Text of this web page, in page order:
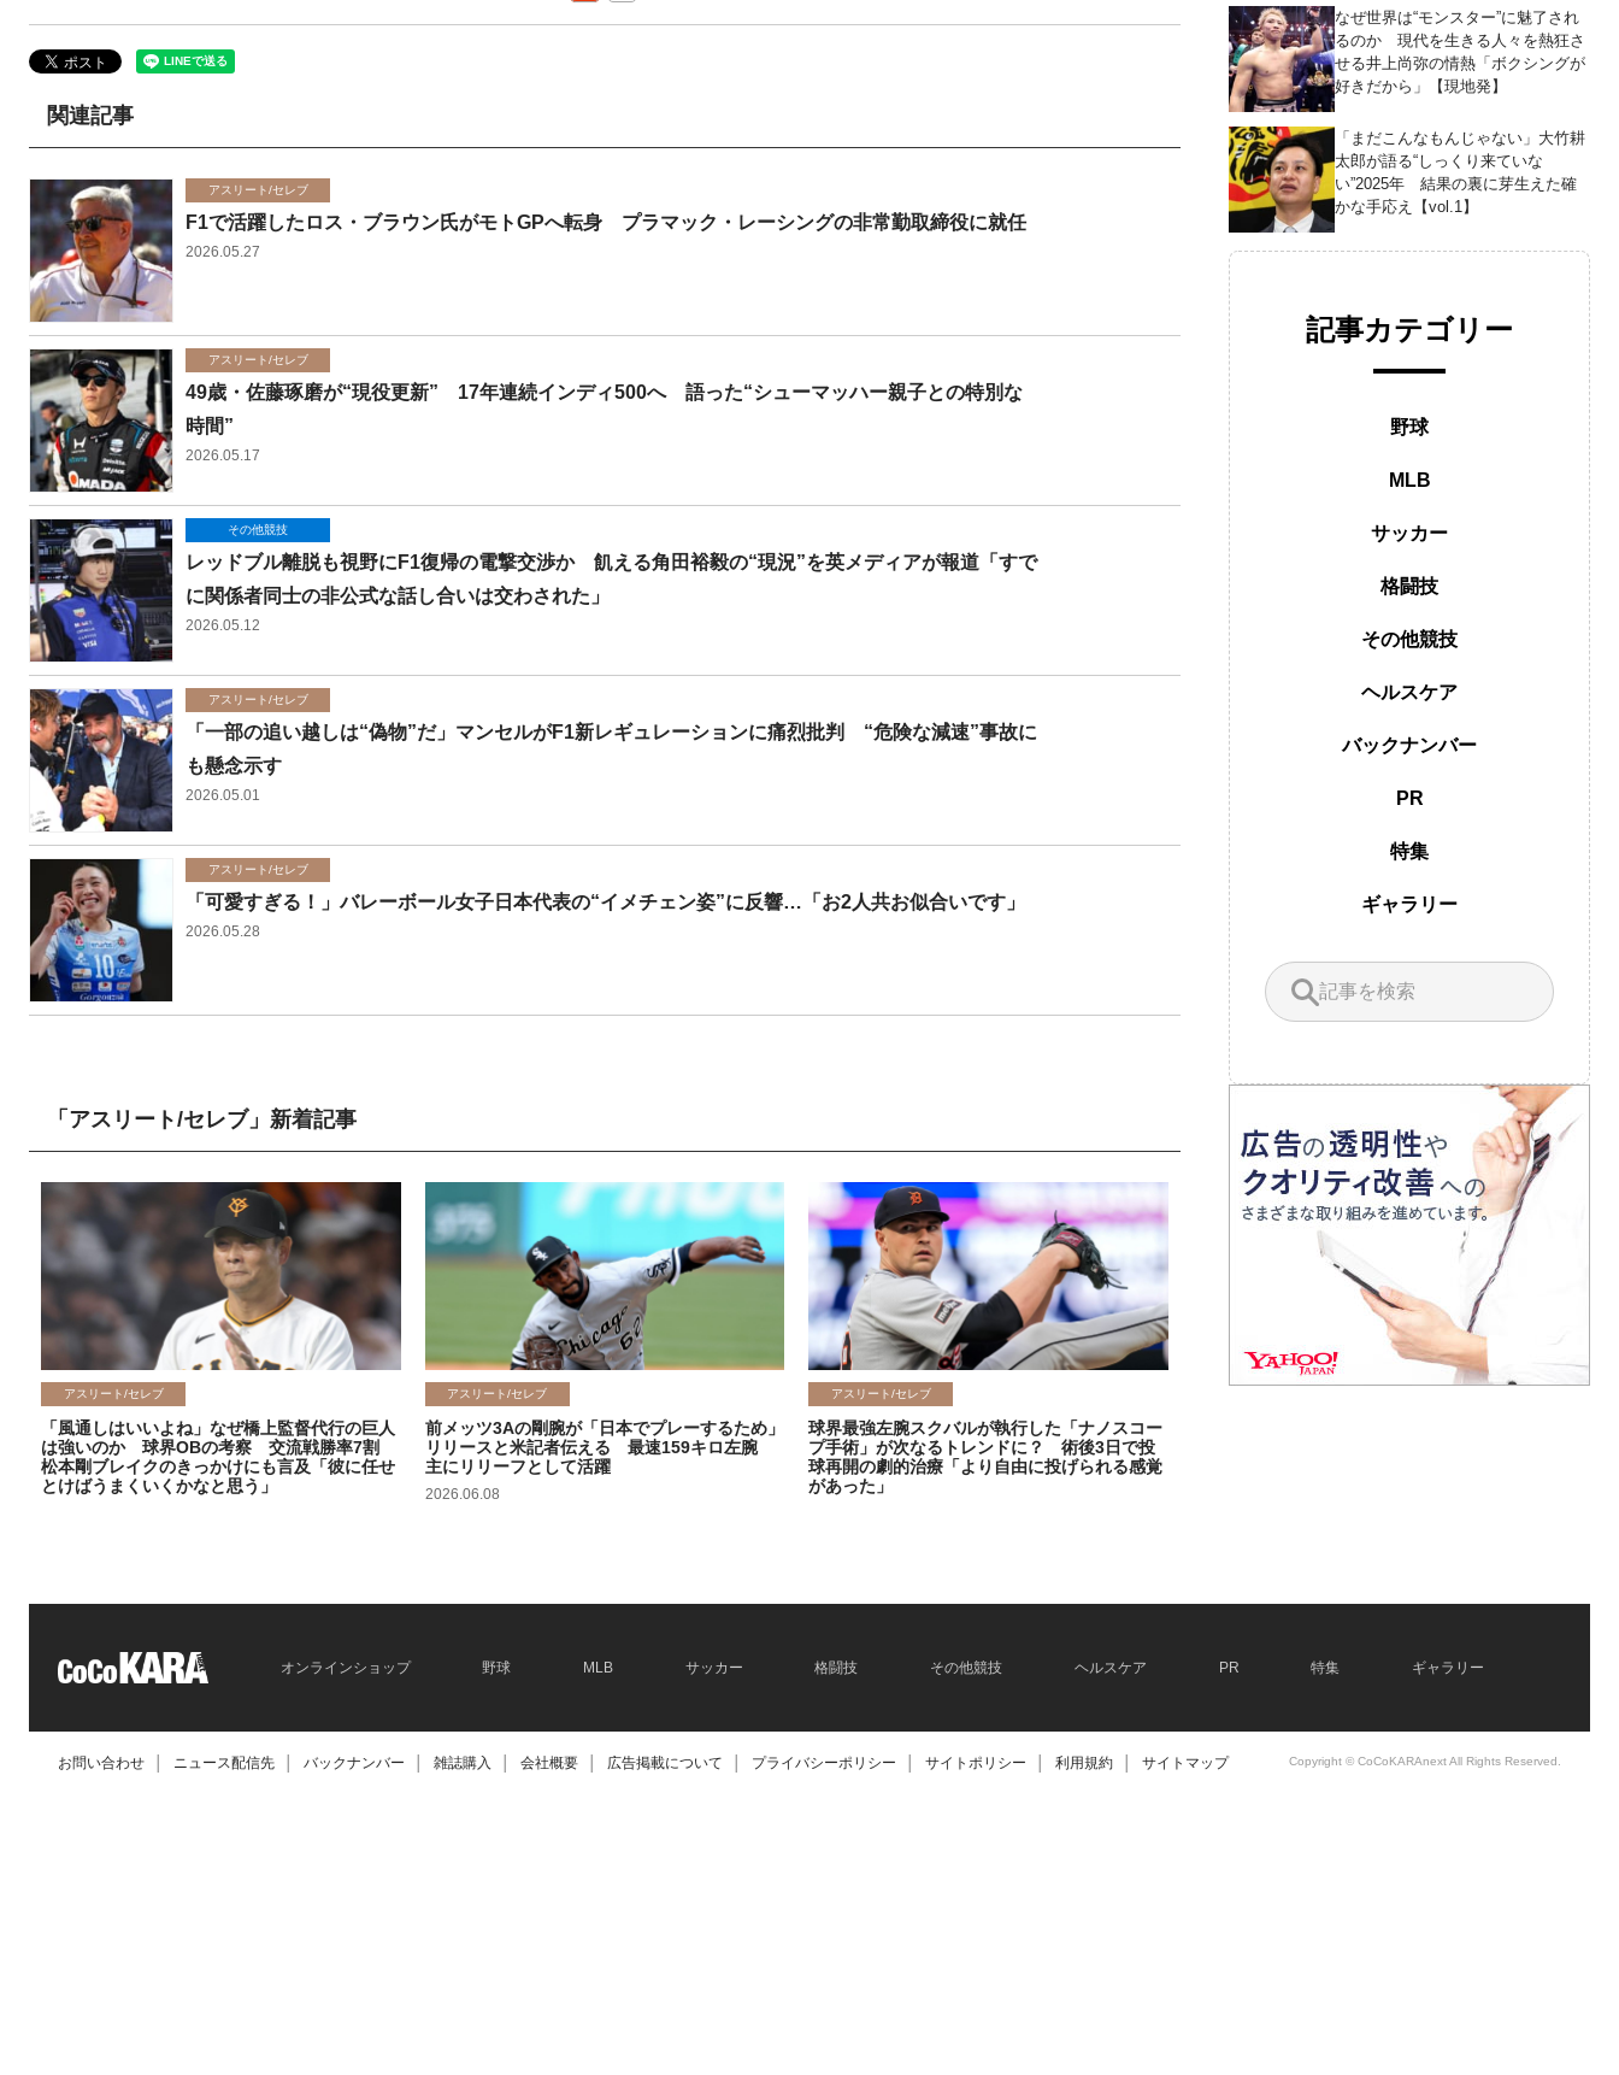
関連記事
アスリート/セレブ
F1で活躍したロス・ブラウン氏がモトGPへ転身 プラマック・レーシングの非常勤取締役に就任
2026.05.27
アスリート/セレブ
49歳・佐藤琢磨が“現役更新” 17年連続インディ500へ 語った“シューマッハー親子との特別な
時間”
2026.05.17
その他競技
レッドブル離脱も視野にF1復帰の電撃交渉か 飢える角田裕毅の“現況”を英メディアが報道「すで
に関係者同士の非公式な話し合いは交わされた」
2026.05.12
アスリート/セレブ
「一部の追い越しは“偽物”だ」マンセルがF1新レギュレーションに痛烈批判 “危険な減速”事故に
も懸念示す
2026.05.01
アスリート/セレブ
「可愛すぎる！」バレーボール女子日本代表の“イメチェン姿”に反響…「お2人共お似合いです」
2026.05.28
「アスリート/セレブ」新着記事
アスリート/セレブ
「風通しはいいよね」なぜ橋上監督代行の巨人
は強いのか 球界OBの考察 交流戦勝率7割
松本剛ブレイクのきっかけにも言及「彼に任せ
とけばうまくいくかなと思う」
アスリート/セレブ
前メッツ3Aの剛腕が「日本でプレーするため」
リリースと米記者伝える 最速159キロ左腕
主にリリーフとして活躍
2026.06.08
アスリート/セレブ
球界最強左腕スクバルが執行した「ナノスコー
プ手術」が次なるトレンドに？ 術後3日で投
球再開の劇的治療「より自由に投げられる感覚
があった」
なぜ世界は“モンスター”に魅了され
るのか 現代を生きる人々を熱狂さ
せる井上尚弥の情熱「ボクシングが
好きだから」【現地発】
「まだこんなもんじゃない」大竹耕
太郎が語る“しっくり来ていな
い”2025年 結果の裏に芽生えた確
かな手応え【vol.1】
記事カテゴリー
野球
MLB
サッカー
格闘技
その他競技
ヘルスケア
バックナンバー
PR
特集
ギャラリー
オンラインショップ 野球 MLB サッカー 格闘技 その他競技 ヘルスケア PR 特集 ギャラリー
お問い合わせ ニュース配信先 バックナンバー 雑誌購入 会社概要 広告掲載について プライバシーポリシー サイトポリシー 利用規約 サイトマップ Copyright © CoCoKARAnext All Rights Reserved.